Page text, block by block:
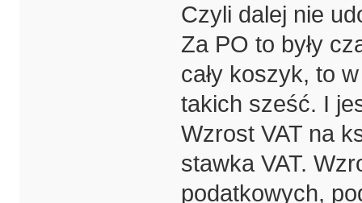
Czyli dalej nie
Za PO to były
cały koszyk, to
takich sześć. I
Wzrost VAT na
stawka VAT.
podatkowych,